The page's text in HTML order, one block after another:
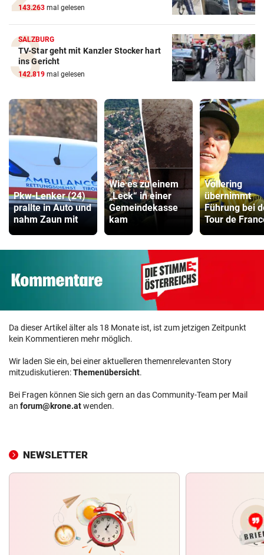
143.263 mal gelesen
SALZBURG
TV-Star geht mit Kanzler Stocker hart
ins Gericht
142.819 mal gelesen
Pkw-Lenker (24)
prallte in Auto und
nahm Zaun mit
Wie es zu einem
„Leck“ in einer
Gemeindekasse
kam
Vollering
übernimmt
Führung bei
Tour de
Da dieser Artikel älter als 18 Monate ist, ist zum jetzigen Zeitpunkt
kein Kommentieren mehr möglich.
Wir laden Sie ein, bei einer aktuelleren themenrelevanten Story
mitzudiskutieren:Themenübersicht.
Bei Fragen können Sie sich gern an das Community-Team per Mail
an forum@krone.atwenden.
NEWSLETTER